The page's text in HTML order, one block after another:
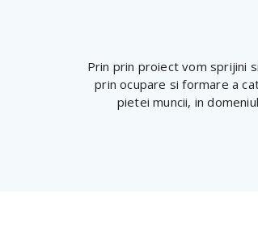
Prin prin proiect vom sprijini
prin ocupare si formare a
pietei muncii, in